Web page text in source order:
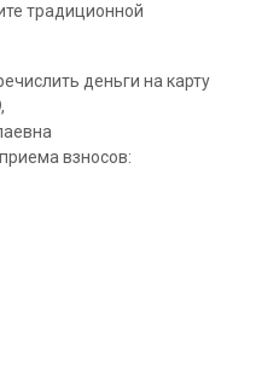
традиционной
деньги на карту
,
взносов: